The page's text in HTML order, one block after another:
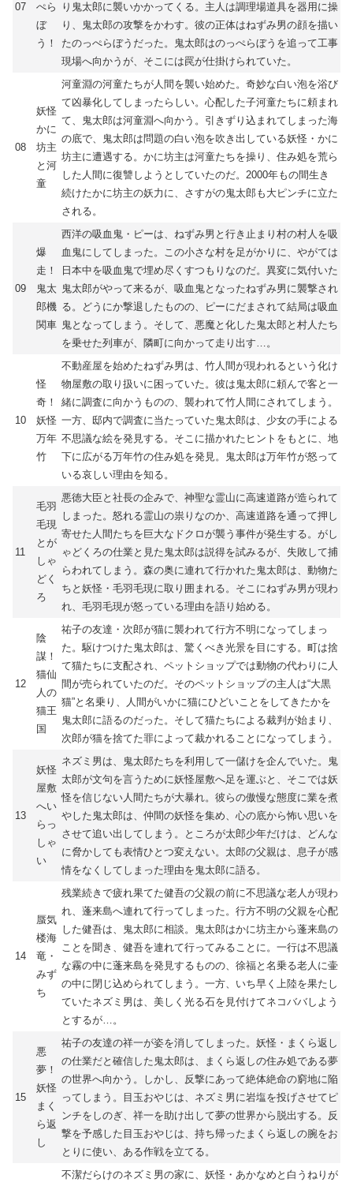
07
ぺら
ぼ
う！
り鬼太郎に襲いかかってくる。主人は調理場道具を器用に操
り、鬼太郎の攻撃をかわす。彼の正体はねずみ男の顔を描い
たのっぺらぼうだった。鬼太郎はのっぺらぼうを追って工事
現場へ向かうが、そこには罠が仕掛けられていた。
08
妖怪
かに
坊主
と河
童
河童淵の河童たちが人間を襲い始めた。奇妙な白い泡を浴び
て凶暴化してしまったらしい。心配した子河童たちに頼まれ
て、鬼太郎は河童淵へ向かう。引きずり込まれてしまった海
の底で、鬼太郎は問題の白い泡を吹き出している妖怪・かに
坊主に遭遇する。かに坊主は河童たちを操り、住み処を荒ら
した人間に復讐しようとしていたのだ。2000年もの間生き
続けたかに坊主の妖力に、さすがの鬼太郎も大ピンチに立た
される。
09
爆
走！
鬼太
郎機
関車
西洋の吸血鬼・ピーは、ねずみ男と行き止まり村の村人を吸
血鬼にしてしまった。この小さな村を足がかりに、やがては
日本中を吸血鬼で埋め尽くすつもりなのだ。異変に気付いた
鬼太郎がやって来るが、吸血鬼となったねずみ男に襲撃され
る。どうにか撃退したものの、ピーにだまされて結局は吸血
鬼となってしまう。そして、悪魔と化した鬼太郎と村人たち
を乗せた列車が、隣町に向かって走り出す…。
10
怪
奇！
妖怪
万年
竹
不動産屋を始めたねずみ男は、竹人間が現われるという化け
物屋敷の取り扱いに困っていた。彼は鬼太郎に頼んで客と一
緒に調査に向かうものの、襲われて竹人間にされてしまう。
一方、邸内で調査に当たっていた鬼太郎は、少女の手による
不思議な絵を発見する。そこに描かれたヒントをもとに、地
下に広がる万年竹の住み処を発見。鬼太郎は万年竹が怒って
いる哀しい理由を知る。
11
毛羽
毛現
とが
しゃ
どく
ろ
悪徳大臣と社長の企みで、神聖な霊山に高速道路が造られて
しまった。怒れる霊山の祟りなのか、高速道路を通って押し
寄せた人間たちを巨大なドクロが襲う事件が発生する。がし
ゃどくろの仕業と見た鬼太郎は説得を試みるが、失敗して捕
らわれてしまう。森の奥に連れて行かれた鬼太郎は、動物た
ちと妖怪・毛羽毛現に取り囲まれる。そこにねずみ男が現わ
れ、毛羽毛現が怒っている理由を語り始める。
12
陰
謀！
猫仙
人の
猫王
国
祐子の友達・次郎が猫に襲われて行方不明になってしまっ
た。駆けつけた鬼太郎は、驚くべき光景を目にする。町は捨
て猫たちに支配され、ペットショップでは動物の代わりに人
間が売られていたのだ。そのペットショップの主人は“大黒
猫”と名乗り、人間がいかに猫にひどいことをしてきたかを
鬼太郎に語るのだった。そして猫たちによる裁判が始まり、
次郎が猫を捨てた罪によって裁かれることになってしまう。
13
妖怪
屋敷
へい
らっ
しゃ
い
ネズミ男は、鬼太郎たちを利用して一儲けを企んでいた。鬼
太郎が文句を言うために妖怪屋敷へ足を運ぶと、そこでは妖
怪を信じない人間たちが大暴れ。彼らの傲慢な態度に業を煮
やした鬼太郎は、仲間の妖怪を集め、心の底から怖い思いを
させて追い出してしまう。ところが太郎少年だけは、どんな
に脅かしても表情ひとつ変えない。太郎の父親は、息子が感
情をなくしてしまった理由を鬼太郎に語る。
14
蜃気
楼海
竜・
みず
ち
残業続きで疲れ果てた健吾の父親の前に不思議な老人が現わ
れ、蓬来島へ連れて行ってしまった。行方不明の父親を心配
した健吾は、鬼太郎に相談。鬼太郎はかに坊主から蓬来島の
ことを聞き、健吾を連れて行ってみることに。一行は不思議
な霧の中に蓬来島を発見するものの、徐福と名乗る老人に壷
の中に閉じ込められてしまう。一方、いち早く上陸を果たし
ていたネズミ男は、美しく光る石を見付けてネコババしよう
とするが…。
15
悪
夢！
妖怪
まく
ら返
し
祐子の友達の祥一が姿を消してしまった。妖怪・まくら返し
の仕業だと確信した鬼太郎は、まくら返しの住み処である夢
の世界へ向かう。しかし、反撃にあって絶体絶命の窮地に陥
ってしまう。目玉おやじは、ネズミ男に岩塩を投げさせてピ
ンチをしのぎ、祥一を助け出して夢の世界から脱出する。反
撃を予感した目玉おやじは、持ち帰ったまくら返しの腕をお
とりに使い、ある作戦を立てる。
不潔だらけのネズミ男の家に、妖怪・あかなめと白うねりが